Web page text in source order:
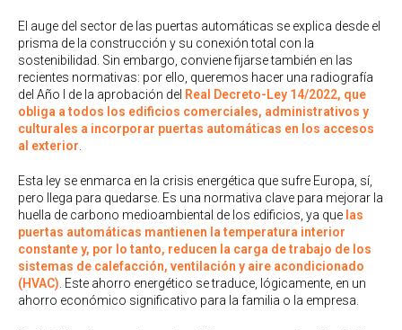
El auge del sector de las puertas automáticas se explica desde el
prisma de la construcción y su conexión total con la
sostenibilidad. Sin embargo, conviene fijarse también en las
recientes normativas: por ello, queremos hacer una radiografía
del Año I de la aprobación del Real Decreto-Ley 14/2022, que
obliga a todos los edificios comerciales, administrativos y
culturales a incorporar puertas automáticas en los accesos
al exterior.
Esta ley se enmarca en la crisis energética que sufre Europa, sí,
pero llega para quedarse. Es una normativa clave para mejorar la
huella de carbono medioambiental de los edificios, ya que las
puertas automáticas mantienen la temperatura interior
constante y, por lo tanto, reducen la carga de trabajo de los
sistemas de calefacción, ventilación y aire acondicionado
(HVAC). Este ahorro energético se traduce, lógicamente, en un
ahorro económico significativo para la familia o la empresa.